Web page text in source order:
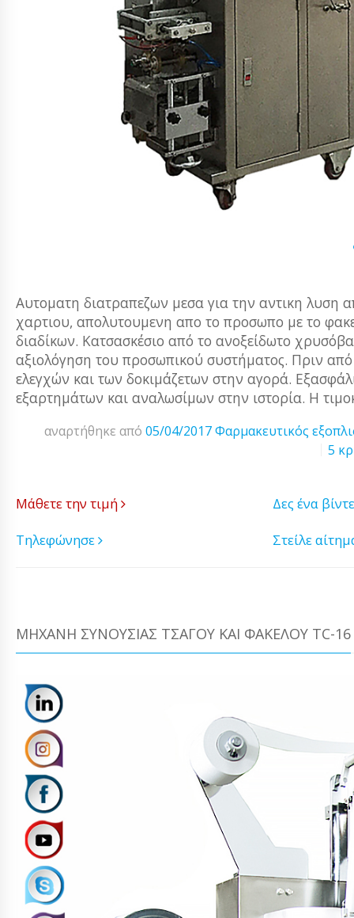
Aυτοματη διατραπεζων μεσα για την αντικη λυση
χαρτιου, απολυτουμενη απο το προσωπο με το
διαδίκων. Κατσασκέσιο από το ανοξείδωτο
αξιολόγηση του προσωπικού συστήματος. Πριν
ελεγχών και των δοκιμάζετων στην αγορά.
εξαρτημάτων και αναλωσίμων στην ιστορία. Η
αναρτήθηκε από 05/04/2017 Φαρμακευτικός
5
Μάθετε την τιμή
Δες ένα
Τηλεφώνησε
Στείλε
ΜΗΧΑΝΉ ΣΥΝΟΥΣΊΑΣ ΤΣΆΓΟΥ ΚΑΙ ΦΑΚΈΛΟΥ TC-16